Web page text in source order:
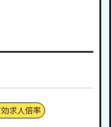
求人倍率